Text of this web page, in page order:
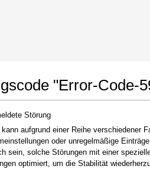
"Error-Code-
Störung
aufgrund einer Reihe verschiedener
oder unregelmäßige
sein, solche Störungen mit einer
optimiert, um die Stabilität
Chrome